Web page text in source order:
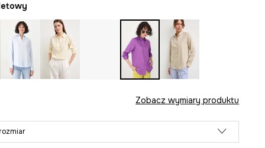
Zobacz wymiary produktu